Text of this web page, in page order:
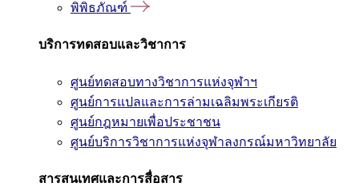
พิพิธภัณฑ์
บริการทดสอบและวิชาการ
ศูนย์ทดสอบทางวิชาการแห่งจุฬาฯ
ศูนย์การแปลและการล่ามเฉลิมพระเกียรติ
ศูนย์กฎหมายเพื่อประชาชน
ศูนย์บริการวิชาการแห่งจุฬาลงกรณ์มหาวิทยาลัย
สารสนเทศและการสื่อสาร